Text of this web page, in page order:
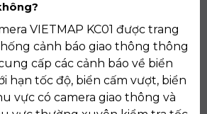
VIETMAP KC01 được trang
cảnh báo giao thông thông
cấp các cảnh báo về biển
hạn tốc độ, biển cấm vượt, biển
vực có camera giao thông và